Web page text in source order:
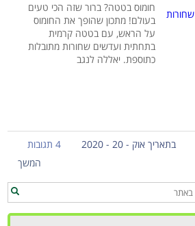
חומוס בטטה? ברור שזה הכי טעים
בעולם! מתכון שהופך את החומוס
על הראש, עם בטטה קרמית
בתחתית ועדשים שחורות מתובלות
כתוספת. יאללה לנגב
בתאריך אוק - 20 - 2020
4 תגובות
המשך